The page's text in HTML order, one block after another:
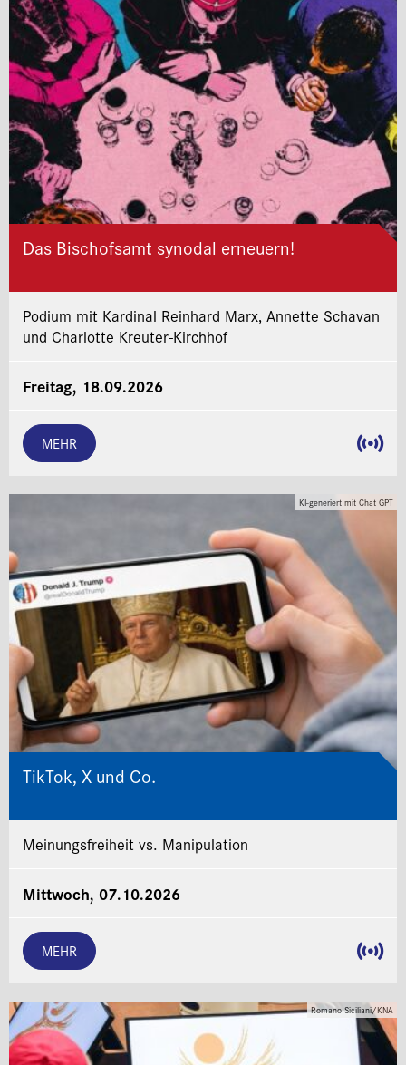
Das Bischofsamt synodal erneuern!
Podium mit Kardinal Reinhard Marx, Annette Schavan
und Charlotte Kreuter-Kirchhof
Freitag, 18.09.2026
MEHR
KI-generiert mit Chat GPT
TikTok, X und Co.
Meinungsfreiheit vs. Manipulation
Mittwoch, 07.10.2026
MEHR
Romano Siciliani/KNA